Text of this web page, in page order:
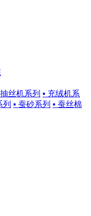
丝机系列 ▪ 充绒机系
列 ▪ 蚕砂系列 ▪ 蚕丝棉